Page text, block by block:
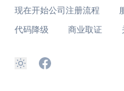
现在开始公司注册流程
代码降级
商业取证